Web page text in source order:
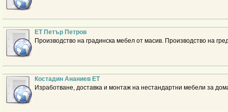
ЕТ Петър Петров
Производство на градинска мебел от масив. Производство на
Костадин Ананиев ЕТ
Изработване, доставка и монтаж на нестандартни мебели за